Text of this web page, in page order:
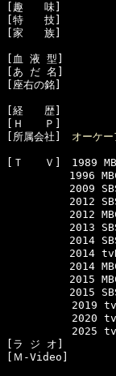
[趣　　味]
[特　　技]
[家　　族]
[血 液 型]
[あ だ 名]
[座右の銘]
[経　　歴]
[Ｈ　　Ｐ]
[所属会社] オーケ
[Ｔ　　Ｖ]　1989
1996 MBC 甘
2009 SBS 幻の
2012 SBS あな
2012
2013 SBS 君の
2014 SBS スリ
2014 tvN ライ
2014 MBC 伝
2015 MBC 夜を
2015 SBS 六
　　　　　2019
　　　　　2020
　　　　　2025
[ラ ジ オ]
[Ｍ-Video]